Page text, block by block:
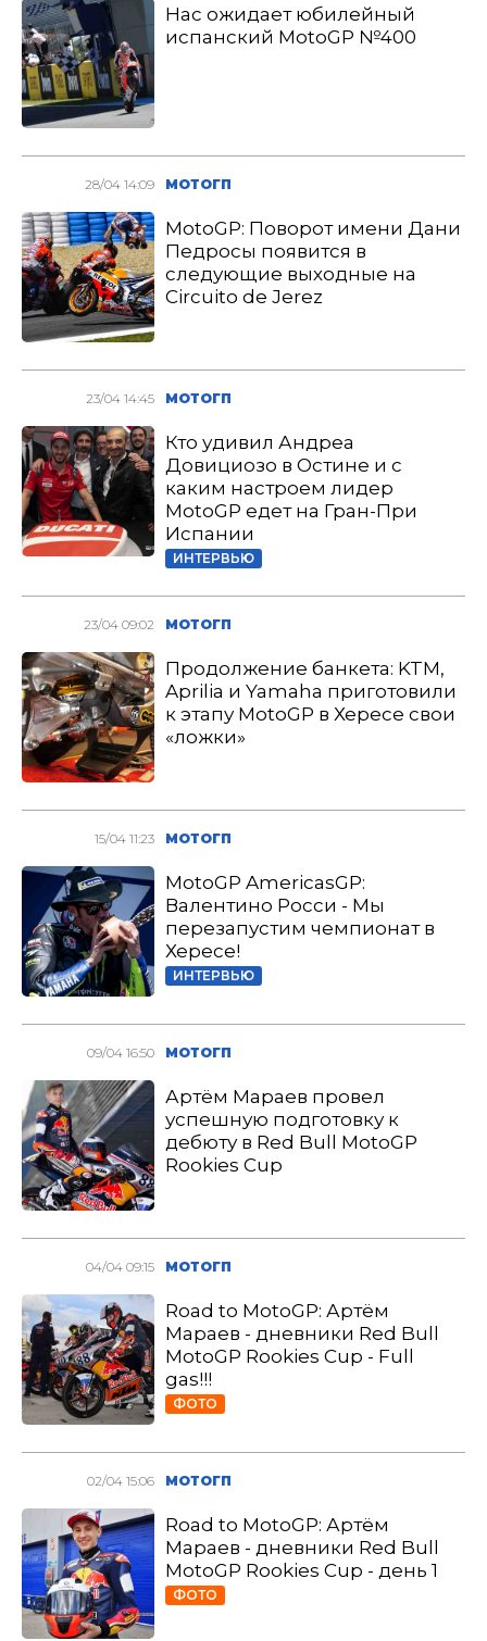
Нас ожидает юбилейный
испанский MotoGP №400
28/04 14:09 МОТОГП
MotoGP: Поворот имени Дани
Педросы появится в
следующие выходные на
Circuito de Jerez
23/04 14:45 МОТОГП
Кто удивил Андреа
Довициозо в Остине и с
каким настроем лидер
MotoGP едет на Гран-При
Испании
ИНТЕРВЬЮ
23/04 09:02 МОТОГП
Продолжение банкета: KTM,
Aprilia и Yamaha приготовили
к этапу MotoGP в Хересе свои
«ложки»
15/04 11:23 МОТОГП
MotoGP AmericasGP:
Валентино Росси - Мы
перезапустим чемпионат в
Хересе!
ИНТЕРВЬЮ
09/04 16:50 МОТОГП
Артём Мараев провел
успешную подготовку к
дебюту в Red Bull MotoGP
Rookies Cup
04/04 09:15 МОТОГП
Road to MotoGP: Артём
Мараев - дневники Red Bull
MotoGP Rookies Cup - Full
gas!!!
ФОТО
02/04 15:06 МОТОГП
Road to MotoGP: Артём
Мараев - дневники Red Bull
MotoGP Rookies Cup - день 1
ФОТО